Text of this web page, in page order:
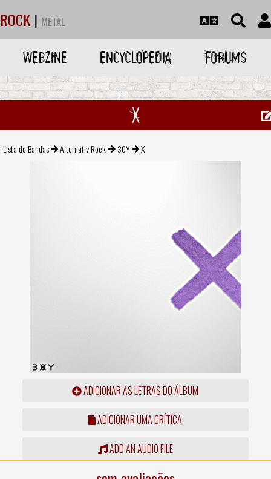
ROCK | METAL
WEBZINE ENCYCLOPEDIA FORUMS
X
Lista de Bandas Alternativ Rock 30Y X
ADICIONAR AS LETRAS DO ÁLBUM
ADICIONAR UMA CRÍTICA
ADD AN AUDIO FILE